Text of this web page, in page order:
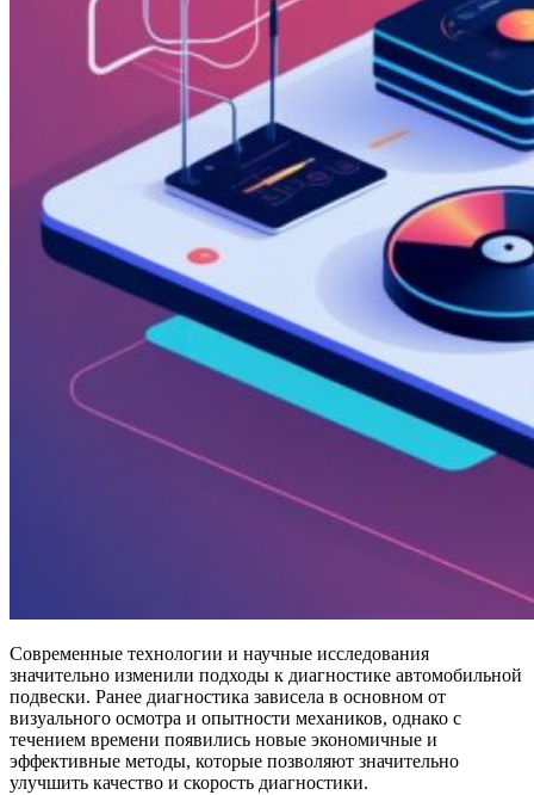
Современные технологии и научные исследования
значительно изменили подходы к диагностике автомобильной
подвески. Ранее диагностика зависела в основном от
визуального осмотра и опытности механиков, однако с
течением времени появились новые экономичные и
эффективные методы, которые позволяют значительно
улучшить качество и скорость диагностики.